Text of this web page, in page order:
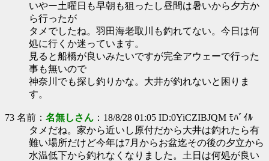
いやー土曜日も早朝も狙ったし昼間は暑いから夕方か
ら行ったが
タメでしたね。羽田海老取川も釣れてない。今日は何
処に行くか迷っています。
見ると船橋が良いみたいですが完全アウェーで行った
事も無いので
神奈川でも探し釣りかな。大井が釣れないと困りま
す。
73 名前： 名無しさん ：18/8/28 01:05 ID:0YiCZIBJQM ﾓﾊﾞｲﾙ
タメだね。家から近いし原付だから大井は釣れたら有
難い場所だけど今年は7月からお盆迄その後の夕立から
水温低下から釣れなくなりました。土日は何処が良い